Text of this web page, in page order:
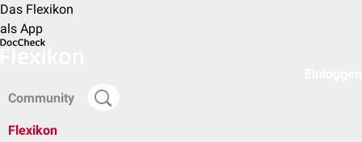
Das Flexikon
als App
Community
Flexikon